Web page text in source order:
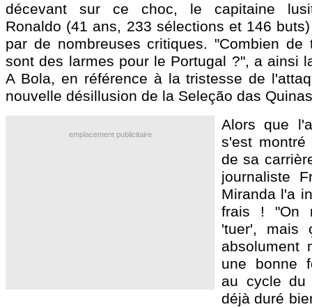
décevant sur ce choc, le capitaine
Ronaldo (41 ans, 233 sélections et 146
par de nombreuses critiques. "Combien de
sont des larmes pour le Portugal ?", a ainsi
A Bola, en référence à la tristesse de
nouvelle désillusion de la Seleção das
emplacement publicitaire
Alors que
s'est
de sa
journaliste
Miranda l'a
frais ! "On
'tuer', mais
absolument
une bonne
au cycle du
déjà duré